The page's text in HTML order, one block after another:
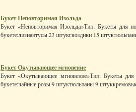
Букет Неповторимая Изольда
Букет «Неповторимая Изольда»Тип: Букеты для
букете:лизиантусы 23 штукгвоздики 15
Букет Окутывающее мгновение
Букет «Окутывающее мгновение»Тип: Букеты
букете:чайные розы 9 штуктюльпаны 9